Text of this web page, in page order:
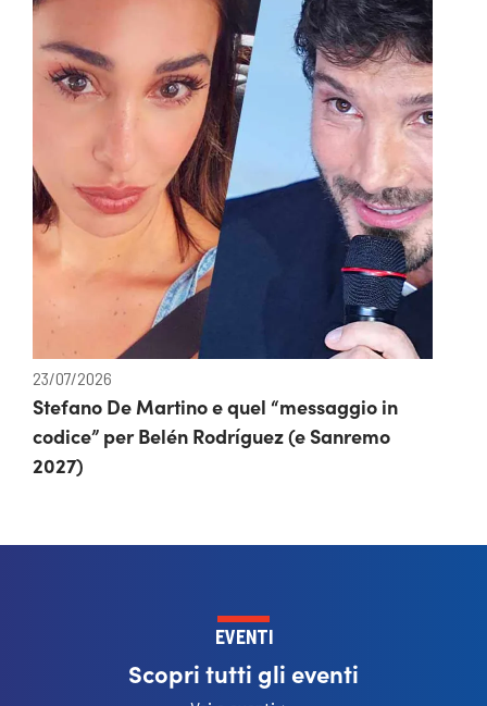
23/07/2026
Stefano De Martino e quel “messaggio in
codice” per Belén Rodríguez (e Sanremo
2027)
EVENTI
Scopri tutti gli eventi